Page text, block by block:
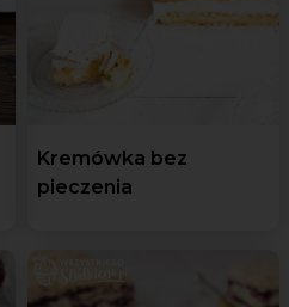
Kremówka bez
pieczenia